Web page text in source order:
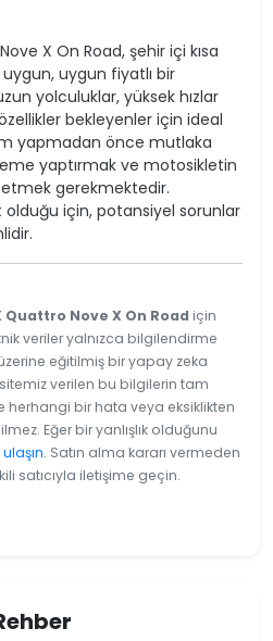
X On Road, şehir içi kısa
uygun fiyatlı bir
yolculuklar, yüksek hızlar
bekleyenler için ideal
yapmadan önce mutlaka
yaptırmak ve motosikletin
gerekmektedir.
olduğu için, potansiyel sorunlar
Quattro Nove X On Road için
veriler yalnızca bilgilendirme
eğitilmiş bir yapay zeka
verilen bu bilgilerin tam
bir hata veya eksiklikten
Eğer bir yanlışlık olduğunu
. Satın alma kararı vermeden
satıcıyla iletişime geçin.